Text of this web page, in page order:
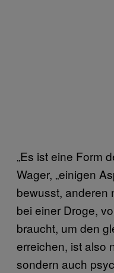
„Es ist eine Form
Wager, „einigen
bewusst, anderen
bei einer Droge,
braucht, um den
erreichen, ist also
sondern auch